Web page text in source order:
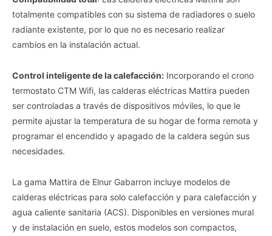
totalmente compatibles con su sistema de radiadores o suelo
radiante existente, por lo que no es necesario realizar
cambios en la instalación actual.
Control inteligente de la calefacción: Incorporando el crono
termostato CTM Wifi, las calderas eléctricas Mattira pueden
ser controladas a través de dispositivos móviles, lo que le
permite ajustar la temperatura de su hogar de forma remota y
programar el encendido y apagado de la caldera según sus
necesidades.
La gama Mattira de Elnur Gabarron incluye modelos de
calderas eléctricas para solo calefacción y para calefacción y
agua caliente sanitaria (ACS). Disponibles en versiones mural
y de instalación en suelo, estos modelos son compactos,